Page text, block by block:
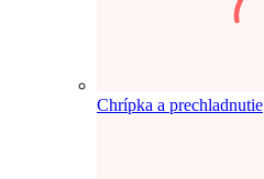
Chrípka a prechladnutie